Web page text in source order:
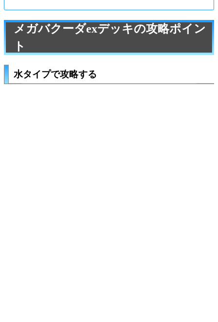
メガバクーダexデッキの攻略ポイン
ト
水タイプで攻略する